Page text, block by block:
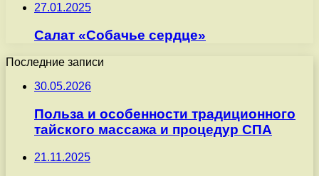
27.01.2025
Салат «Собачье сердце»
Последние записи
30.05.2026
Польза и особенности традиционного
тайского массажа и процедур СПА
21.11.2025